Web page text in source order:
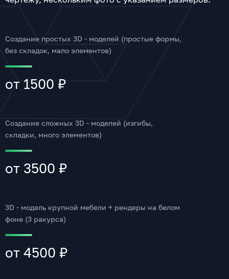
Создание простых 3D - моделей (простые формы,
без складок, мало элементов)
от 1500 ₽
Создание сложных 3D - моделей (изгибы,
складки, много элементов)
от 3500 ₽
3D - модель крупной мебели + рендеры на белом
фоне (3 ракурса)
от 4500 ₽